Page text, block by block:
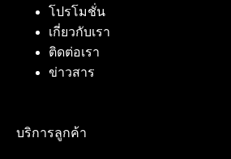
โปรโมชั่น
เกี่ยวกับเรา
ติดต่อเรา
ข่าวสาร
บริการลูกค้า